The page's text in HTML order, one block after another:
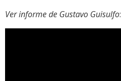
Ver informe de Gustavo Guisulfo: